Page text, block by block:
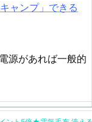
ャンプ」できる
源があれば一般的